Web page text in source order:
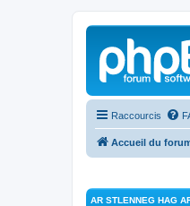
Raccourcis
Accueil du
AR STLENNEG HAG